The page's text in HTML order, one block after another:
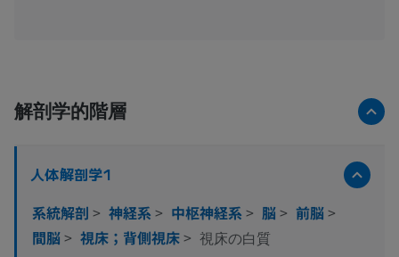
解剖学的階層
人体解剖学1
系統解剖 > 神経系> 中枢神経系> 脳> 前脳>
間脳> 視床；背側視床> 視床の白質